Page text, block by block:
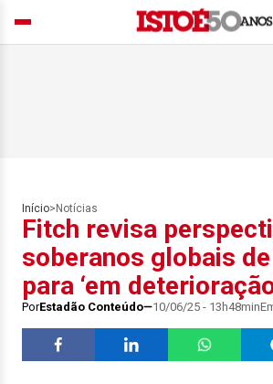
Início> Notícias
Fitch revisa
soberanos globais de
para ‘em
PorEstadão Conteúdo 10/06/25 - 13h48min